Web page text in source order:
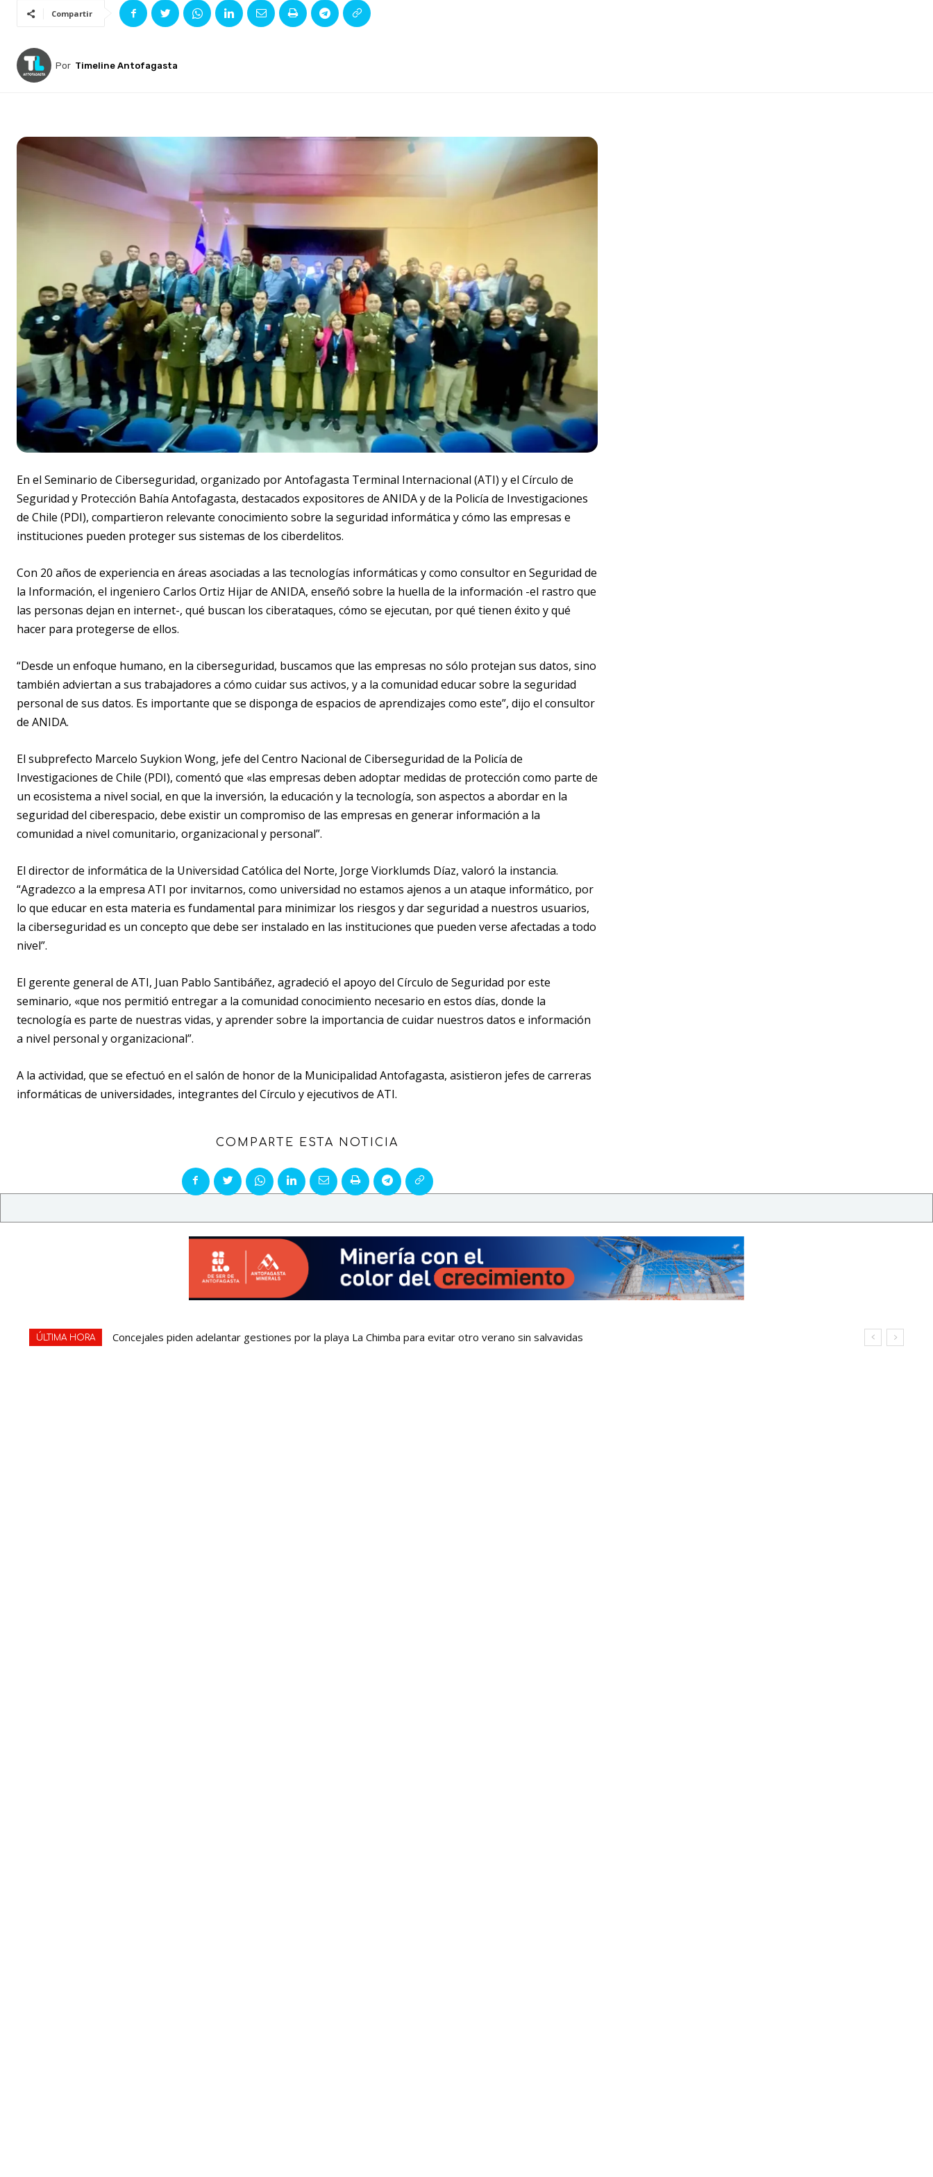
Compartir
Por Timeline Antofagasta
En el Seminario de Ciberseguridad, organizado por Antofagasta Terminal Internacional (ATI) y el Círculo de
Seguridad y Protección Bahía Antofagasta, destacados expositores de ANIDA y de la Policía de Investigaciones
de Chile (PDI), compartieron relevante conocimiento sobre la seguridad informática y cómo las empresas e
instituciones pueden proteger sus sistemas de los ciberdelitos.
Con 20 años de experiencia en áreas asociadas a las tecnologías informáticas y como consultor en Seguridad de
la Información, el ingeniero Carlos Ortiz Hijar de ANIDA, enseñó sobre la huella de la información -el rastro que
las personas dejan en internet-, qué buscan los ciberataques, cómo se ejecutan, por qué tienen éxito y qué
hacer para protegerse de ellos.
“Desde un enfoque humano, en la ciberseguridad, buscamos que las empresas no sólo protejan sus datos, sino
también adviertan a sus trabajadores a cómo cuidar sus activos, y a la comunidad educar sobre la seguridad
personal de sus datos. Es importante que se disponga de espacios de aprendizajes como este”, dijo el consultor
de ANIDA.
El subprefecto Marcelo Suykion Wong, jefe del Centro Nacional de Ciberseguridad de la Policía de
Investigaciones de Chile (PDI), comentó que «las empresas deben adoptar medidas de protección como parte de
un ecosistema a nivel social, en que la inversión, la educación y la tecnología, son aspectos a abordar en la
seguridad del ciberespacio, debe existir un compromiso de las empresas en generar información a la
comunidad a nivel comunitario, organizacional y personal”.
El director de informática de la Universidad Católica del Norte, Jorge Viorklumds Díaz, valoró la instancia.
“Agradezco a la empresa ATI por invitarnos, como universidad no estamos ajenos a un ataque informático, por
lo que educar en esta materia es fundamental para minimizar los riesgos y dar seguridad a nuestros usuarios,
la ciberseguridad es un concepto que debe ser instalado en las instituciones que pueden verse afectadas a todo
nivel”.
El gerente general de ATI, Juan Pablo Santibáñez, agradeció el apoyo del Círculo de Seguridad por este
seminario, «que nos permitió entregar a la comunidad conocimiento necesario en estos días, donde la
tecnología es parte de nuestras vidas, y aprender sobre la importancia de cuidar nuestros datos e información
a nivel personal y organizacional”.
A la actividad, que se efectuó en el salón de honor de la Municipalidad Antofagasta, asistieron jefes de carreras
informáticas de universidades, integrantes del Círculo y ejecutivos de ATI.
COMPARTE ESTA NOTICIA